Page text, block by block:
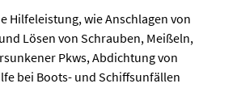
Hilfeleistung, wie Anschlagen von
Lösen von Schrauben, Meißeln,
Pkws, Abdichtung von
bei Boots- und Schiffsunfällen